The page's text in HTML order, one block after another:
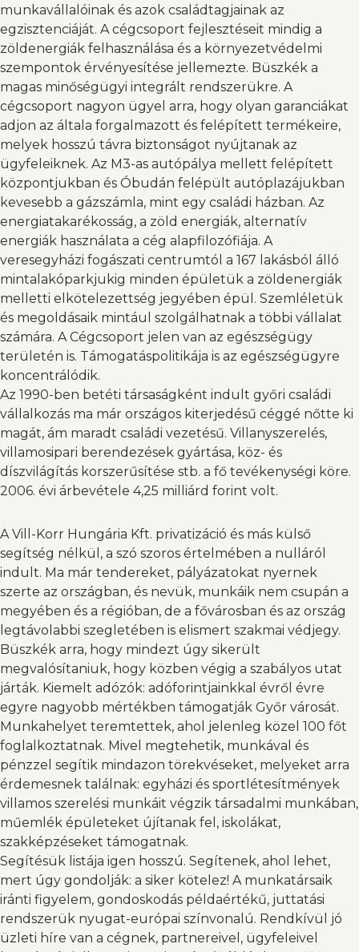
munkavállalóinak és azok családtagjainak az
egzisztenciáját. A cégcsoport fejlesztéseit mindig a
zöldenergiák felhasználása és a környezetvédelmi
szempontok érvényesítése jellemezte. Büszkék a
magas minőségügyi integrált rendszerükre. A
cégcsoport nagyon ügyel arra, hogy olyan garanciákat
adjon az általa forgalmazott és felépített termékeire,
melyek hosszú távra biztonságot nyújtanak az
ügyfeleiknek. Az M3-as autópálya mellett felépített
központjukban és Óbudán felépült autóplazájukban
kevesebb a gázszámla, mint egy családi házban. Az
energiatakarékosság, a zöld energiák, alternatív
energiák használata a cég alapfilozófiája. A
veresegyházi fogászati centrumtól a 167 lakásból álló
mintalakóparkjukig minden épületük a zöldenergiák
melletti elkötelezettség jegyében épül. Szemléletük
és megoldásaik mintául szolgálhatnak a többi vállalat
számára. A Cégcsoport jelen van az egészségügy
területén is. Támogatáspolitikája is az egészségügyre
koncentrálódik.
Az 1990-ben betéti társaságként indult győri családi
vállalkozás ma már országos kiterjedésű céggé nőtte ki
magát, ám maradt családi vezetésű. Villanyszerelés,
villamosipari berendezések gyártása, köz- és
díszvilágítás korszerűsítése stb. a fő tevékenységi köre.
2006. évi árbevétele 4,25 milliárd forint volt.
A Vill-Korr Hungária Kft. privatizáció és más külső
segítség nélkül, a szó szoros értelmében a nulláról
indult. Ma már tendereket, pályázatokat nyernek
szerte az országban, és nevük, munkáik nem csupán a
megyében és a régióban, de a fővárosban és az ország
legtávolabbi szegletében is elismert szakmai védjegy.
Büszkék arra, hogy mindezt úgy sikerült
megvalósítaniuk, hogy közben végig a szabályos utat
járták. Kiemelt adózók: adóforintjainkkal évről évre
egyre nagyobb mértékben támogatják Győr városát.
Munkahelyet teremtettek, ahol jelenleg közel 100 főt
foglalkoztatnak. Mivel megtehetik, munkával és
pénzzel segítik mindazon törekvéseket, melyeket arra
érdemesnek találnak: egyházi és sportlétesítmények
villamos szerelési munkáit végzik társadalmi munkában,
műemlék épületeket újítanak fel, iskolákat,
szakképzéseket támogatnak.
Segítésük listája igen hosszú. Segítenek, ahol lehet,
mert úgy gondolják: a siker kötelez! A munkatársaik
iránti figyelem, gondoskodás példaértékű, juttatási
rendszerük nyugat-európai színvonalú. Rendkívül jó
üzleti híre van a cégnek, partnereivel, ügyfeleivel